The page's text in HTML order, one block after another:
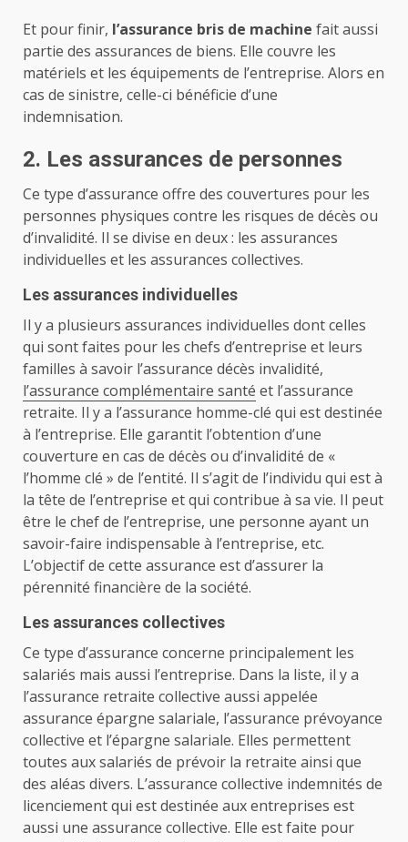
Et pour finir, l’assurance bris de machine fait aussi
partie des assurances de biens. Elle couvre les
matériels et les équipements de l’entreprise. Alors en
cas de sinistre, celle-ci bénéficie d’une
indemnisation.
2. Les assurances de personnes
Ce type d’assurance offre des couvertures pour les
personnes physiques contre les risques de décès ou
d’invalidité. Il se divise en deux : les assurances
individuelles et les assurances collectives.
Les assurances individuelles
Il y a plusieurs assurances individuelles dont celles
qui sont faites pour les chefs d’entreprise et leurs
familles à savoir l’assurance décès invalidité,
l’assurance complémentaire santé et l’assurance
retraite. Il y a l’assurance homme-clé qui est destinée
à l’entreprise. Elle garantit l’obtention d’une
couverture en cas de décès ou d’invalidité de «
l’homme clé » de l’entité. Il s’agit de l’individu qui est à
la tête de l’entreprise et qui contribue à sa vie. Il peut
être le chef de l’entreprise, une personne ayant un
savoir-faire indispensable à l’entreprise, etc.
L’objectif de cette assurance est d’assurer la
pérennité financière de la société.
Les assurances collectives
Ce type d’assurance concerne principalement les
salariés mais aussi l’entreprise. Dans la liste, il y a
l’assurance retraite collective aussi appelée
assurance épargne salariale, l’assurance prévoyance
collective et l’épargne salariale. Elles permettent
toutes aux salariés de prévoir la retraite ainsi que
des aléas divers. L’assurance collective indemnités de
licenciement qui est destinée aux entreprises est
aussi une assurance collective. Elle est faite pour